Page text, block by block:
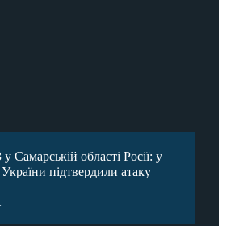
Самарській області Росії: у
підтвердили атаку